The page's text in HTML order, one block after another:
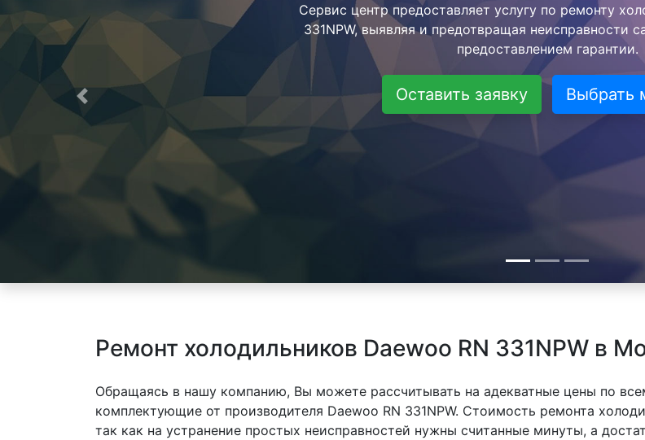
согласовывается конечная стоимость работ и в
Перечень бесплатных услуг от компании -
специалиста, консультирование и
Оставить заявку Выбрать
Предыдущая
Ремонт холодильников Daewoo RN 331NPW в
Обращаясь в нашу компанию, Вы можете рассчитывать на адекватные цены по
комплектующие от производителя Daewoo RN 331NPW. Стоимость ремонта
так как на устранение простых неисправностей нужны считанные минуты, а